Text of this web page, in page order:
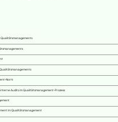
Norm
Audits im Qualitätsmanagement-Prozess
im Qualitätsmanagement